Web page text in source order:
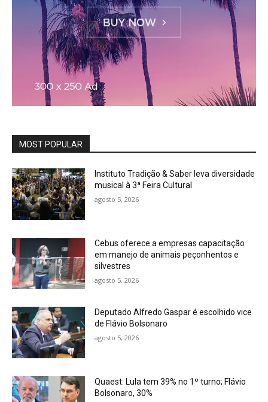
MOST POPULAR
Instituto Tradição & Saber leva diversidade
musical à 3ª Feira Cultural
agosto 5, 2026
Cebus oferece a empresas capacitação
em manejo de animais peçonhentos e
silvestres
agosto 5, 2026
Deputado Alfredo Gaspar é escolhido vice
de Flávio Bolsonaro
agosto 5, 2026
Quaest: Lula tem 39% no 1º turno; Flávio
Bolsonaro, 30%